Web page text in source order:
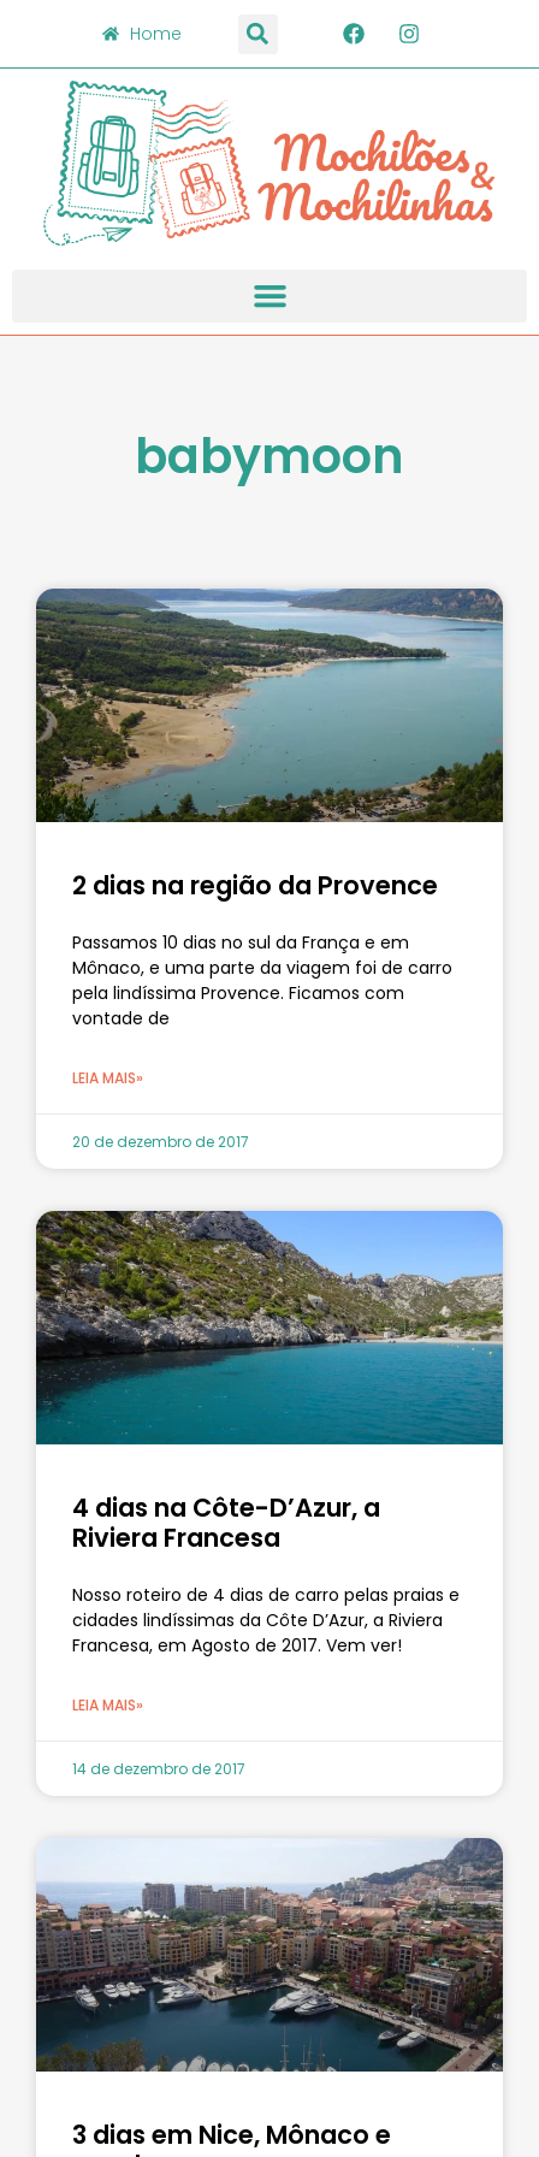
Home
babymoon
2 dias na região da Provence
Passamos 10 dias no sul da França e em
Mônaco, e uma parte da viagem foi de carro
pela lindíssima Provence. Ficamos com
vontade de
LEIA MAIS»
20 de dezembro de 2017
4 dias na Côte-D’Azur, a
Riviera Francesa
Nosso roteiro de 4 dias de carro pelas praias e
cidades lindíssimas da Côte D’Azur, a Riviera
Francesa, em Agosto de 2017. Vem ver!
LEIA MAIS»
14 de dezembro de 2017
3 dias em Nice, Mônaco e